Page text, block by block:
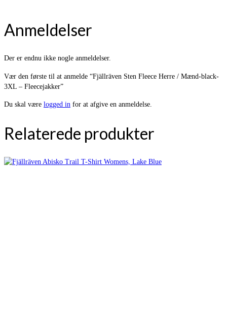
Anmeldelser
Der er endnu ikke nogle anmeldelser.
Vær den første til at anmelde “Fjällräven Sten Fleece Herre / Mænd-black-
3XL – Fleecejakker”
Du skal være logged in for at afgive en anmeldelse.
Relaterede produkter